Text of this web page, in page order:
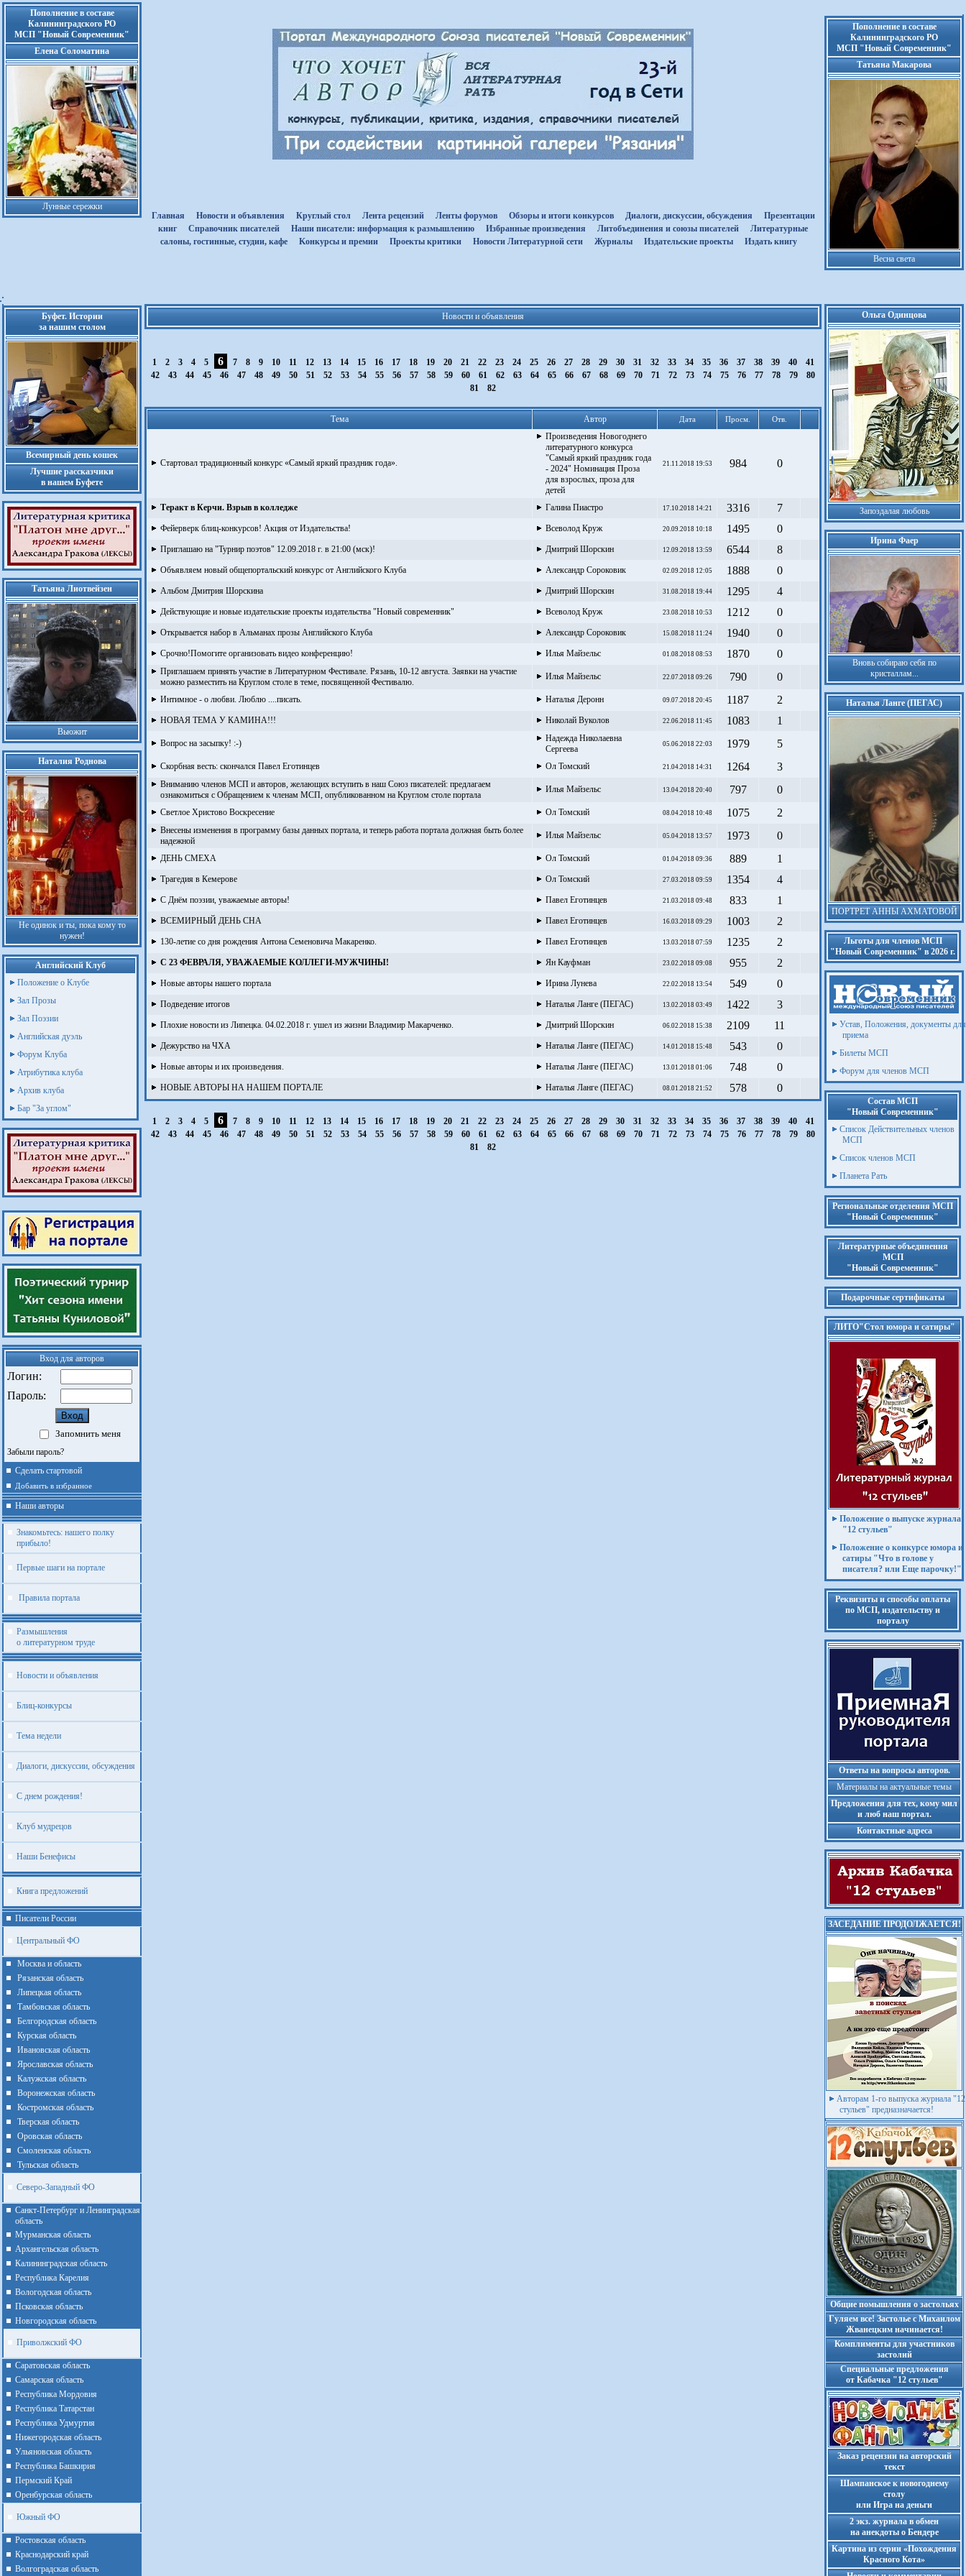
Пополнение в составе
Калининградского РО
МСП "Новый Современник"
Елена Соломатина
Лунные сережки
Главная
Новости и объявления Круглый стол Лента рецензий Ленты форумов Обзоры и итоги конкурсов Диалоги, дискуссии, обсуждения
Презентации
книг
Cправочник писателей Наши писатели: информация к размышлению Избранные произведения Литобъединения и союзы писателей
Литературные
салоны, гостинные, студии, кафе
Kонкурсы и премии Проекты критики Новости Литературной сети Журналы Издательские проекты Издать книгу
Пополнение в составе
Калининградского РО
МСП "Новый Современник"
Татьяна Макарова
Весна света
Буфет. Истории
за нашим столом
Всемирный день кошек
Лучшие рассказчики
в нашем Буфете
Татьяна Лиотвейзен
Вьюжит
Наталия Роднова
Не одинок и ты, пока кому то
нужен!
Английский Клуб
Положение о Клубе
Зал Прозы
Зал Поэзии
Английская дуэль
Форум Клуба
Атрибутика клуба
Архив клуба
Бар "За углом"
Вход для авторов
Логин:
Пароль:
Запомнить меня
Забыли пароль?
Сделать стартовой
Добавить в избранное
Наши авторы
Знакомьтесь: нашего полку
прибыло!
Первые шаги на портале
Правила портала
Размышления
о литературном труде
Новости и объявления
Блиц-конкурсы
Тема недели
Диалоги, дискуссии, обсуждения
С днем рождения!
Клуб мудрецов
Наши Бенефисы
Книга предложений
Писатели России
Центральный ФО
Москва и область
Рязанская область
Липецкая область
Тамбовская область
Белгородская область
Курская область
Ивановская область
Ярославская область
Калужская область
Воронежская область
Костромская область
Тверская область
Оровская область
Смоленская область
Тульская область
Северо-Западный ФО
Санкт-Петербург и Ленинградская
область
Мурманская область
Архангельская область
Калининградская область
Республика Карелия
Вологодская область
Псковская область
Новгородская область
Приволжский ФО
Cаратовская область
Cамарская область
Республика Мордовия
Республика Татарстан
Республика Удмуртия
Нижегородская область
Ульяновская область
Республика Башкирия
Пермский Край
Оренбурская область
Южный ФО
Ростовская область
Краснодарский край
Волгоградская область
Новости и объявления
1 2 3 4 5 6 7 8 9 10 11 12 13 14 15 16 17 18 19 20 21 22 23 24 25 26 27 28 29 30 31 32 33 34 35 36 37 38 39 40
41
42
43 44 45 46 47 48 49 50 51 52 53 54 55 56 57 58 59 60 61 62 63 64 65 66 67 68 69 70 71 72 73 74 75 76 77 78 79
80
81
82
Тема Автор Дата Просм. Отв.
Cтартовал традиционный конкурс «Самый яркий праздник года».
Произведения Новогоднего
литературного конкурса
"Самый яркий праздник года
- 2024" Номинация Проза
для взрослых, проза для
детей
21.11.2018 19:53 984 0
Теракт в Керчи. Взрыв в колледже Галина Пиастро 17.10.2018 14:21 3316 7
Фейерверк блиц-конкурсов! Акция от Издательства! Всеволод Круж 20.09.2018 10:18 1495 0
Приглашаю на "Турнир поэтов" 12.09.2018 г. в 21:00 (мск)! Дмитрий Шорскин 12.09.2018 13:59 6544 8
Объявляем новый общепортальский конкурс от Английского Клуба Александр Сороковик 02.09.2018 12:05 1888 0
Альбом Дмитрия Шорскина Дмитрий Шорскин 31.08.2018 19:44 1295 4
Действующие и новые издательские проекты издательства "Новый современник" Всеволод Круж 23.08.2018 10:53 1212 0
Открывается набор в Альманах прозы Английского Клуба Александр Сороковик 15.08.2018 11:24 1940 0
Срочно!Помогите организовать видео конференцию! Илья Майзельс 01.08.2018 08:53 1870 0
Приглашаем принять участие в Литературном Фестивале. Рязань, 10-12 августа. Заявки на участие
можно разместить на Круглом столе в теме, посвященной Фестивалю.
Илья Майзельс 22.07.2018 09:26 790 0
Интимное - о любви. Люблю ....писать. Наталья Деронн 09.07.2018 20:45 1187 2
НОВАЯ ТЕМА У КАМИНА!!! Николай Вуколов 22.06.2018 11:45 1083 1
Вопрос на засыпку! :-)
Надежда Николаевна
Сергеева
05.06.2018 22:03 1979 5
Скорбная весть: скончался Павел Еготинцев Ол Томский 21.04.2018 14:31 1264 3
Вниманию членов МСП и авторов, желающих вступить в наш Союз писателей: предлагаем
ознакомиться с Обращением к членам МСП, опубликованном на Круглом столе портала
Илья Майзельс 13.04.2018 20:40 797 0
Светлое Христово Воскресение Ол Томский 08.04.2018 10:48 1075 2
Внесены изменения в программу базы данных портала, и теперь работа портала должная быть более
надежной
Илья Майзельс 05.04.2018 13:57 1973 0
ДЕНЬ СМЕХА Ол Томский 01.04.2018 09:36 889 1
Трагедия в Кемерове Ол Томский 27.03.2018 09:59 1354 4
С Днём поэзии, уважаемые авторы! Павел Еготинцев 21.03.2018 09:48 833 1
ВСЕМИРНЫЙ ДЕНЬ СНА Павел Еготинцев 16.03.2018 09:29 1003 2
130-летие со дня рождения Антона Семеновича Макаренко. Павел Еготинцев 13.03.2018 07:59 1235 2
С 23 ФЕВРАЛЯ, УВАЖАЕМЫЕ КОЛЛЕГИ-МУЖЧИНЫ! Ян Кауфман 23.02.2018 09:08 955 2
Новые авторы нашего портала Ирина Лунева 22.02.2018 13:54 549 0
Подведение итогов Наталья Ланге (ПЕГАС) 13.02.2018 03:49 1422 3
Плохие новости из Липецка. 04.02.2018 г. ушел из жизни Владимир Макарченко. Дмитрий Шорскин 06.02.2018 15:38 2109 11
Дежурство на ЧХА Наталья Ланге (ПЕГАС) 14.01.2018 15:48 543 0
Новые авторы и их произведения. Наталья Ланге (ПЕГАС) 13.01.2018 01:06 748 0
НОВЫЕ АВТОРЫ НА НАШЕМ ПОРТАЛЕ Наталья Ланге (ПЕГАС) 08.01.2018 21:52 578 0
1 2 3 4 5 6 7 8 9 10 11 12 13 14 15 16 17 18 19 20 21 22 23 24 25 26 27 28 29 30 31 32 33 34 35 36 37 38 39 40
41
42
43 44 45 46 47 48 49 50 51 52 53 54 55 56 57 58 59 60 61 62 63 64 65 66 67 68 69 70 71 72 73 74 75 76 77 78 79
80
81
82
Ольга Одинцова
Запоздалая любовь
Ирина Фаер
Вновь собираю себя по
кристаллам...
Наталья Ланге (ПЕГАС)
ПОРТРЕТ АННЫ АХМАТОВОЙ
Льготы для членов МСП
"Новый Современник" в 2026 г.
Устав, Положения, документы для
приема
Билеты МСП
Форум для членов МСП
Состав МСП
"Новый Современник"
Список Действительных членов
МСП
Список членов МСП
Планета Рать
Региональные отделения МСП
"Новый Современник"
Литературные объединения
МСП
"Новый Современник"
Подарочные сертификаты
ЛИТО"Стол юмора и сатиры"
Положение о выпуске журнала
"12 стульев"
Положение о конкурсе юмора и
сатиры "Что в голове у
писателя? или Еще парочку!"
Реквизиты и способы оплаты
по МСП, издательству и
порталу
Ответы на вопросы авторов.
Материалы на актуальные темы
Предложения для тех, кому мил
и люб наш портал.
Контактные адреса
ЗАСЕДАНИЕ ПРОДОЛЖАЕТСЯ!
Авторам 1-го выпуска журнала "12
стульев" предназначается!
Общие помышления о застольях
Гуляем все! Застолье с Михаилом
Жванецким начинается!
Комплименты для участников
застолий
Cпециальные предложения
от Кабачка "12 стульев"
Заказ рецензии на авторский
текст
Шампанское к новогоднему
столу
или Игра на деньги
2 экз. журнала в обмен
на анекдоты о Бендере
Картина из серии «Похождения
Красного Кота»